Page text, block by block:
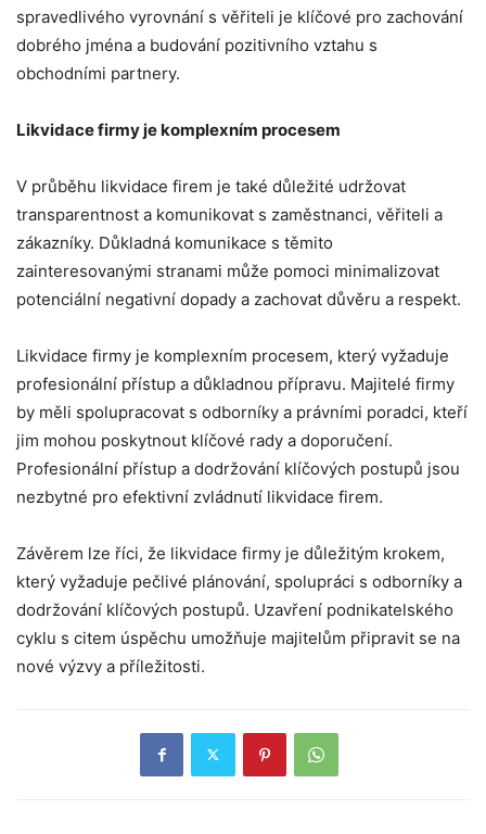
spravedlivého vyrovnání s věřiteli je klíčové pro zachování
dobrého jména a budování pozitivního vztahu s
obchodními partnery.
Likvidace firmy je komplexním procesem
V průběhu likvidace firem je také důležité udržovat
transparentnost a komunikovat s zaměstnanci, věřiteli a
zákazníky. Důkladná komunikace s těmito
zainteresovanými stranami může pomoci minimalizovat
potenciální negativní dopady a zachovat důvěru a respekt.
Likvidace firmy je komplexním procesem, který vyžaduje
profesionální přístup a důkladnou přípravu. Majitelé firmy
by měli spolupracovat s odborníky a právními poradci, kteří
jim mohou poskytnout klíčové rady a doporučení.
Profesionální přístup a dodržování klíčových postupů jsou
nezbytné pro efektivní zvládnutí likvidace firem.
Závěrem lze říci, že likvidace firmy je důležitým krokem,
který vyžaduje pečlivé plánování, spolupráci s odborníky a
dodržování klíčových postupů. Uzavření podnikatelského
cyklu s citem úspěchu umožňuje majitelům připravit se na
nové výzvy a příležitosti.